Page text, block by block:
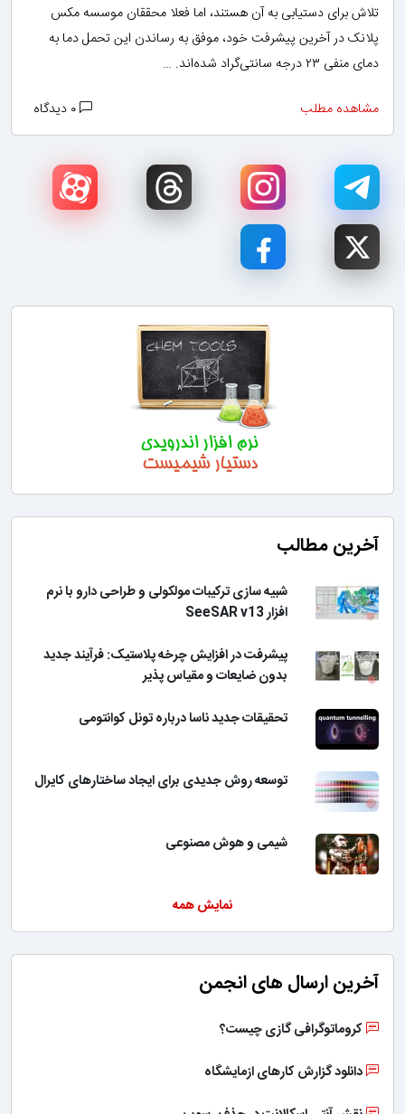
تلاش برای دستیابی به آن هستند، اما فعلا محققان موسسه مکس
پلانک در آخرین پیشرفت خود، موفق به رساندن این تحمل دما به
دمای منفی ۲۳ درجه سانتی‌گراد شده‌اند. …
مشاهده مطلب
آخرین مطالب
شبیه سازی ترکیبات مولکولی و طراحی دارو با نرم
افزار SeeSAR v13
پیشرفت در افزایش چرخه پلاستیک: فرآیند جدید
بدون ضایعات و مقیاس پذیر
تحقیقات جدید ناسا درباره تونل کوانتومی
توسعه روش جدیدی برای ایجاد ساختارهای کایرال
شیمی و هوش مصنوعی
نمایش همه
آخرین ارسال های انجمن
کروماتوگرافی گازی چیست؟
دانلود گزارش کارهای ازمایشگاه